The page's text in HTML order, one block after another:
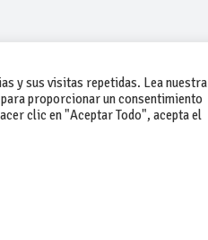
y sus visitas repetidas. Lea nuestra
proporcionar un consentimiento
clic en "Aceptar Todo", acepta el